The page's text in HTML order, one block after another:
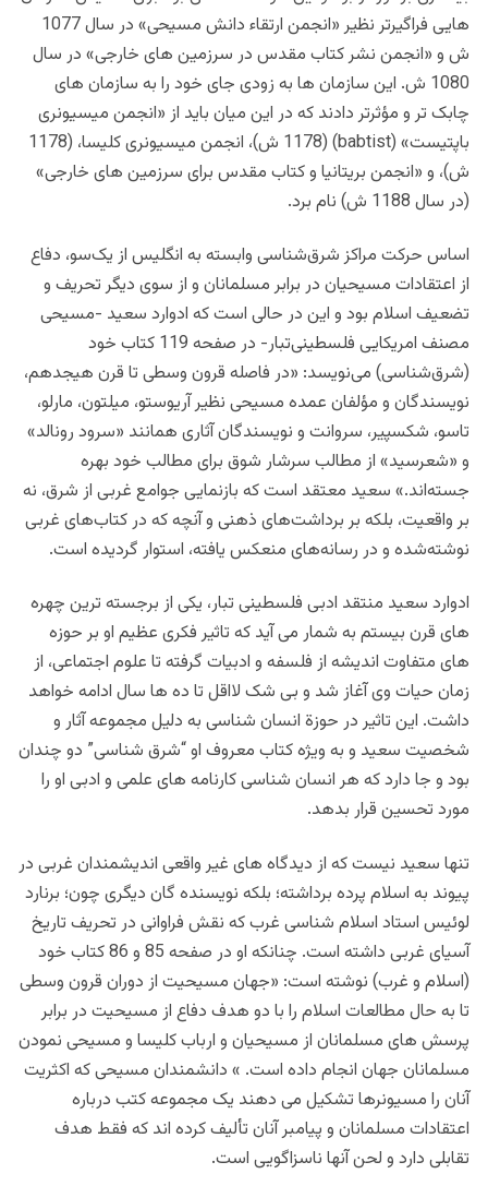
هایی فراگیرتر نظیر «انجمن ارتقاء دانش مسیحی» در سال 1077
ش و «انجمن نشر کتاب مقدس در سرزمین های خارجی» در سال
1080 ش. این سازمان ها به زودی جای خود را به سازمان های
چابک تر و مؤثرتر دادند که در این میان باید از «انجمن میسیونری
باپتیست» (babtist) (1178 ش)، انجمن میسیونری کلیسا، (1178
ش)، و «انجمن بریتانیا و کتاب مقدس برای سرزمین های خارجی»
(در سال 1188 ش) نام برد.
اساس حرکت مراکز شرق‌شناسی وابسته به انگلیس از یک‌سو، دفاع
از اعتقادات مسیحیان در برابر مسلمانان و از سوی دیگر تحریف و
تضعیف اسلام بود و این در حالی است که ادوارد سعید -مسیحی
مصنف امریکایی فلسطینی‌تبار- در صفحه 119 کتاب خود
(شرق‌شناسی) می‌نویسد: «در فاصله قرون وسطی تا قرن هیجدهم،
نویسندگان و مؤلفان عمده مسیحی نظیر آریوستو، میلتون، مارلو،
تاسو، شکسپیر، سروانت و نویسندگان آثاری همانند «سرود رونالد»
و «شعرسید» از مطالب سرشار شوق برای مطالب خود بهره
جسته‌اند.» سعید معتقد است که بازنمایی جوامع غربی از شرق، نه
بر واقعیت، بلکه بر برداشت‌های ذهنی و آنچه که در کتاب‌های غربی
نوشته‌شده و در رسانه‌های منعکس یافته، استوار گردیده است.
ادوارد سعید منتقد ادبی فلسطینی تبار، یکی از برجسته ترین چهره
های قرن بیستم به شمار می آید که تاثیر فکری عظیم او بر حوزه
های متفاوت اندیشه از فلسفه و ادبیات گرفته تا علوم اجتماعی، از
زمان حیات وی آغاز شد و بی شک لااقل تا ده ها سال ادامه خواهد
داشت. این تاثیر در حوزة انسان شناسی به دلیل مجموعه آثار و
شخصیت سعید و به ویژه کتاب معروف او “شرق شناسی” دو چندان
بود و جا دارد که هر انسان شناسی کارنامه های علمی و ادبی او را
مورد تحسین قرار بدهد.
تنها سعید نیست که از دیدگاه های غیر واقعی اندیشمندان غربی در
پیوند به اسلام پرده برداشته؛ بلکه نویسنده گان دیگری چون؛ برنارد
لوئیس استاد اسلام شناسی غرب که نقش فراوانی در تحریف تاریخ
آسیای غربی داشته است. چنانکه او در صفحه 85 و 86 کتاب خود
(اسلام و غرب) نوشته است: «جهان مسیحیت از دوران قرون وسطی
تا به حال مطالعات اسلام را با دو هدف دفاع از مسیحیت در برابر
پرسش های مسلمانان از مسیحیان و ارباب کلیسا و مسیحی نمودن
مسلمانان جهان انجام داده است. » دانشمندان مسیحی که اکثریت
آنان را مسیونرها تشکیل می دهند یک مجموعه کتب درباره
اعتقادات مسلمانان و پیامبر آنان تألیف کرده اند که فقط هدف
تقابلی دارد و لحن آنها ناسزاگویی است.